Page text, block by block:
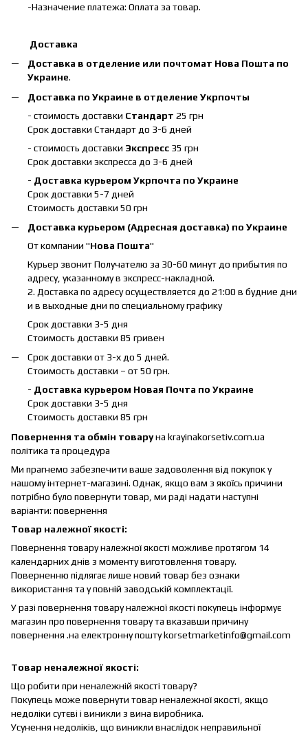
-Назначение платежа: Оплата за товар.
Доставка
Доставка в отделение или почтомат Нова Пошта по
Украине.
Доставка по Украине в отделение Укрпочты
- стоимость доставки Стандарт 25 грн
Срок доставки Стандарт до 3-6 дней
- стоимость доставки Экспресс 35 грн
Срок доставки экспресса до 3-6 дней
- Доставка курьером Укрпочта по Украине
Срок доставки 5-7 дней
Стоимость доставки 50 грн
Доставка курьером (Адресная доставка) по Украине
От компании "Нова Пошта"
Курьер звонит Получателю за 30-60 минут до прибытия по
адресу, указанному в экспресс-накладной.
2. Доставка по адресу осуществляется до 21:00 в будние дни
и в выходные дни по специальному графику
Срок доставки 3-5 дня
Стоимость доставки 85 гривен
Срок доставки от 3-х до 5 дней.
Стоимость доставки – от 50 грн.
- Доставка курьером Новая Почта по Украине
Срок доставки 3-5 дня
Стоимость доставки 85 грн
Повернення та обмін товаруна krayinakorsetiv.com.ua
політика та процедура
Ми прагнемо забезпечити ваше задоволення від покупок у
нашому інтернет-магазині. Однак, якщо вам з якоїсь причини
потрібно було повернути товар, ми раді надати наступні
варіанти: повернення
Товар належної якості:
Повернення товару належної якості можливе протягом 14
календарних днів з моменту виготовлення товару.
Поверненню підлягає лише новий товар без ознаки
використання та у повній заводській комплектації.
У разі повернення товару належної якості покупець інформує
магазин про повернення товару та вказавши причину
повернення .на електронну пошту korsetmarketinfo@gmail.com
Товар неналежної якості:
Що робити при неналежній якості товару?
Покупець може повернути товар неналежної якості, якщо
недоліки сутєві і виникли з вина виробника.
Усунення недоліків, що виникли внаслідок неправильної